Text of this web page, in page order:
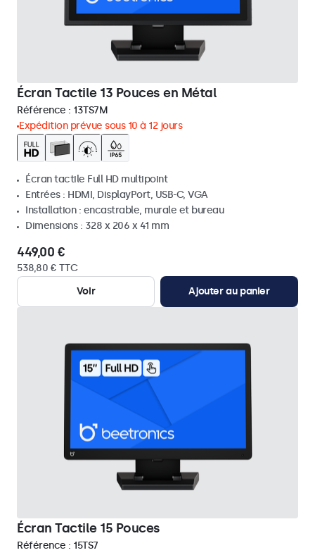
Écran Tactile 13 Pouces en Métal
Référence : 13TS7M
Expédition prévue sous 10 à 12 jours
Écran tactile Full HD multipoint
Entrées : HDMI, DisplayPort, USB-C, VGA
Installation : encastrable, murale et bureau
Dimensions : 328 x 206 x 41 mm
449,00 €
538,80 € TTC
Voir
Ajouter au panier
Écran Tactile 15 Pouces
Référence : 15TS7